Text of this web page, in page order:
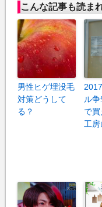
こんな記事も読ま
男性ヒゲ埋没毛
対策どうして
る？
ル
で
工房